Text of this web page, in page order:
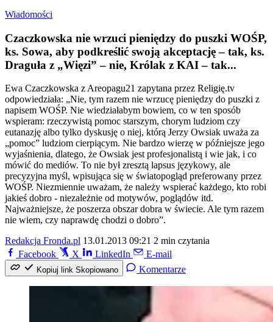
Wiadomości
Czaczkowska nie wrzuci pieniędzy do puszki WOŚP,
ks. Sowa, aby podkreślić swoją akceptację – tak, ks.
Draguła z „Więzi” – nie, Królak z KAI – tak...
Ewa Czaczkowska z Areopagu21 zapytana przez Religię.tv
odpowiedziała: „Nie, tym razem nie wrzucę pieniędzy do puszki z
napisem WOŚP. Nie wiedziałabym bowiem, co w ten sposób
wspieram: rzeczywistą pomoc starszym, chorym ludziom czy
eutanazję albo tylko dyskusję o niej, którą Jerzy Owsiak uważa za
„pomoc” ludziom cierpiącym. Nie bardzo wierzę w późniejsze jego
wyjaśnienia, dlatego, że Owsiak jest profesjonalistą i wie jak, i co
mówić do mediów. To nie był zresztą lapsus językowy, ale
precyzyjna myśl, wpisująca się w światopogląd preferowany przez
WOŚP. Niezmiennie uważam, że należy wspierać każdego, kto robi
jakieś dobro - niezależnie od motywów, poglądów itd.
Najważniejsze, że poszerza obszar dobra w świecie. Ale tym razem
nie wiem, czy naprawdę chodzi o dobro”.
Redakcja Fronda.pl 13.01.2013 09:21 2 min czytania
Facebook
X LinkedIn E-mail
Kopiuj link Skopiowano Komentarze